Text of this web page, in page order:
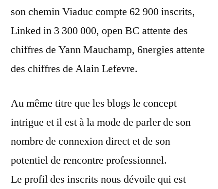
son chemin Viaduc compte 62 900 inscrits,
Linked in 3 300 000, open BC attente des
chiffres de Yann Mauchamp, 6nergies attente
des chiffres de Alain Lefevre.
Au même titre que les blogs le concept
intrigue et il est à la mode de parler de son
nombre de connexion direct et de son
potentiel de rencontre professionnel.
Le profil des inscrits nous dévoile qui est